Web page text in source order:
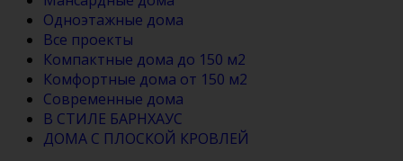
Одноэтажные дома
Все проекты
Компактные дома до 150 м2
Комфортные дома от 150 м2
Современные дома
В СТИЛЕ БАРНХАУС
ДОМА С ПЛОСКОЙ КРОВЛЕЙ